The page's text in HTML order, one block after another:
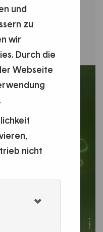
und
zu
wir
Durch die
Webseite
nicht